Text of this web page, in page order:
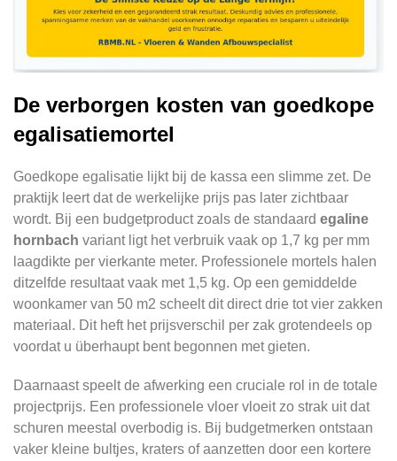
De verborgen kosten van goedkope
egalisatiemortel
Goedkope egalisatie lijkt bij de kassa een slimme zet. De
praktijk leert dat de werkelijke prijs pas later zichtbaar
wordt. Bij een budgetproduct zoals de standaard egaline
hornbach variant ligt het verbruik vaak op 1,7 kg per mm
laagdikte per vierkante meter. Professionele mortels halen
ditzelfde resultaat vaak met 1,5 kg. Op een gemiddelde
woonkamer van 50 m2 scheelt dit direct drie tot vier zakken
materiaal. Dit heft het prijsverschil per zak grotendeels op
voordat u überhaupt bent begonnen met gieten.
Daarnaast speelt de afwerking een cruciale rol in de totale
projectprijs. Een professionele vloer vloeit zo strak uit dat
schuren meestal overbodig is. Bij budgetmerken ontstaan
vaker kleine bultjes, kraters of aanzetten door een kortere